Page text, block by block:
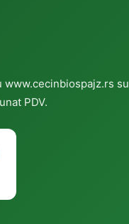
www.cecinbiospajz.rs su
PDV.